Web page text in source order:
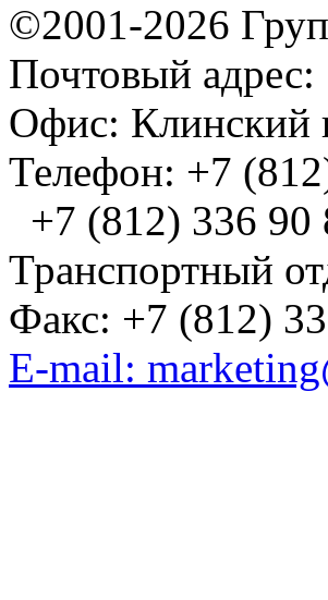
©2001-2026
Почтовый адрес:
Офис: Клинский
Телефон: +7
+7 (812) 336 90
Транспортный
Факс: +7 (812)
E-mail: